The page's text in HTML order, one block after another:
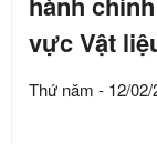
vực Vật
Thứ năm - 12/